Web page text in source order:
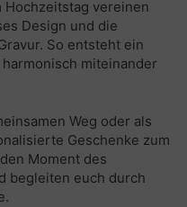
vereinen
Design und die
So entsteht ein
miteinander
Weg oder als
Geschenke zum
Moment des
begleiten euch durch